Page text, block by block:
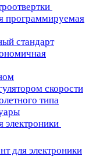
программируемая
стандарт
скорости
типа
электроники
для электроники